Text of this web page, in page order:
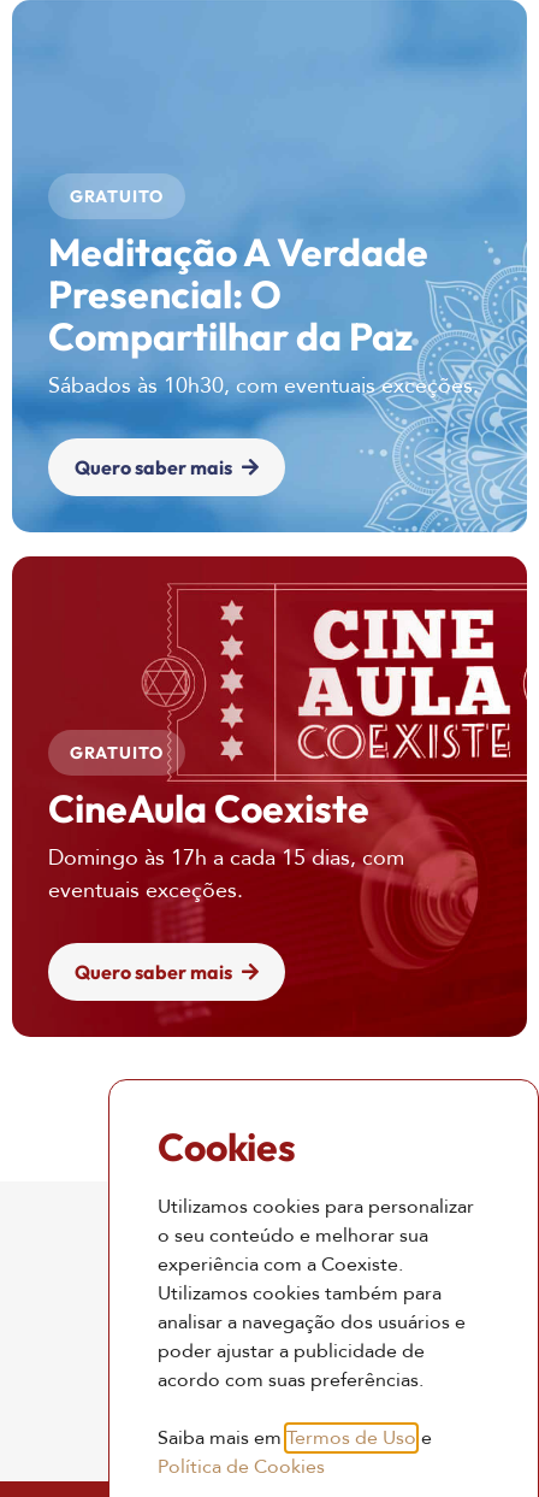
GRATUITO
Meditação A Verdade
Presencial: O
Compartilhar da Paz
Sábados às 10h30, com eventuais exceções.
Quero saber mais
GRATUITO
CineAula Coexiste
Domingo às 17h a cada 15 dias, com
eventuais exceções.
Quero saber mais
Contato
Coexiste
(11) 93314-2211
contato@coexiste.com.br
(11) 98133-6438
Cookies
Utilizamos cookies para personalizar
o seu conteúdo e melhorar sua
experiência com a Coexiste.
Utilizamos cookies também para
analisar a navegação dos usuários e
poder ajustar a publicidade de
acordo com suas preferências.
Saiba mais em Termos de Uso e
Política de Cookies